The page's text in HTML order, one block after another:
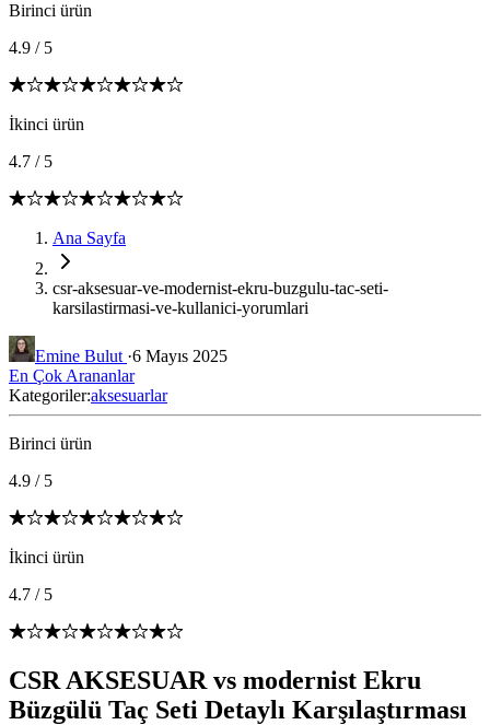
Birinci ürün
4.9 / 5
İkinci ürün
4.7 / 5
Ana Sayfa
csr-aksesuar-ve-modernist-ekru-buzgulu-tac-seti-
karsilastirmasi-ve-kullanici-yorumlari
Emine Bulut ·6 Mayıs 2025
En Çok Arananlar
Kategoriler:aksesuarlar
Birinci ürün
4.9 / 5
İkinci ürün
4.7 / 5
CSR AKSESUAR vs modernist Ekru
Büzgülü Taç Seti Detaylı Karşılaştırması